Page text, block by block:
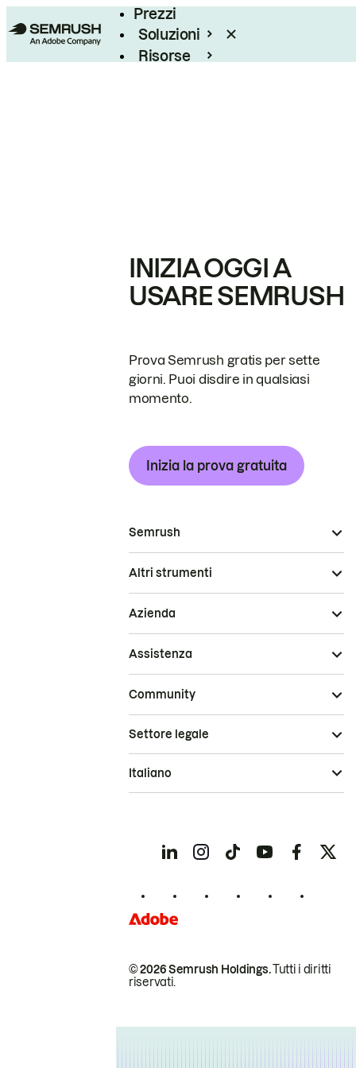
Prezzi
Soluzioni
Risorse
INIZIA OGGI A
USARE SEMRUSH
Prova Semrush gratis per sette
giorni. Puoi disdire in qualsiasi
momento.
Inizia la prova gratuita
Semrush
Altri strumenti
Azienda
Assistenza
Community
© 2026 Semrush Holdings.Tutti i diritti
riservati.
Settore legale
Italiano